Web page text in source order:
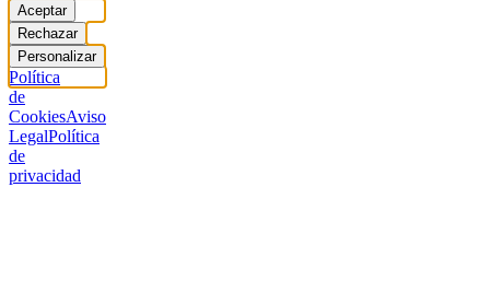
Aceptar
Rechazar
Personalizar
Política
de
CookiesAviso
LegalPolítica
de
privacidad